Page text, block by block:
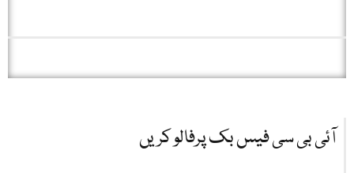
آئی بی سی فیس بک پرفالو کریں